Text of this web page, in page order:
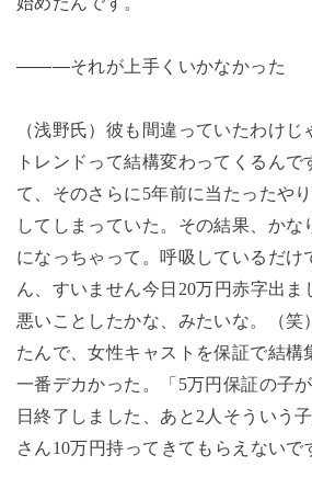
―――それが上手くいかなかった
（浅野氏）彼も間違っていたわけじ
トレンドって結構変わってくるんで
て、そのさらに 5年前に当たったや
してしまっていた。その結果、かな
になっちゃって。呼吸しているだけ
ん、すいません今日20万円赤字出ま
悪いことしたかな、みたいな。（笑
たんで、女性キャストを保証で結構
一番デカかった。「5万円保証の子
日終了しました、あと2 人そういう
さん10万円持ってきてもらえないで